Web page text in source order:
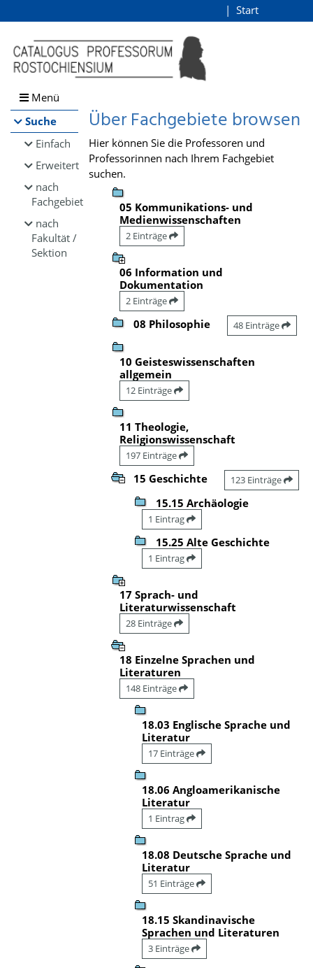
Browsen
direkt zum Inhalt
Start
Menü
Suche
Einfach
Erweitert
nach
Fachgebiet
nach
Fakultät /
Sektion
Über Fachgebiete browsen
Hier können Sie die Professoren und
Professorinnen nach Ihrem Fachgebiet
suchen.
05 Kommunikations- und
Medienwissenschaften
2 Einträge
06 Information und
Dokumentation
2 Einträge
08 Philosophie 48 Einträge
10 Geisteswissenschaften
allgemein
12 Einträge
11 Theologie,
Religionswissenschaft
197 Einträge
15 Geschichte 123 Einträge
15.15 Archäologie
1 Eintrag
15.25 Alte Geschichte
1 Eintrag
17 Sprach- und
Literaturwissenschaft
28 Einträge
18 Einzelne Sprachen und
Literaturen
148 Einträge
18.03 Englische Sprache und
Literatur
17 Einträge
18.06 Angloamerikanische
Literatur
1 Eintrag
18.08 Deutsche Sprache und
Literatur
51 Einträge
18.15 Skandinavische
Sprachen und Literaturen
3 Einträge